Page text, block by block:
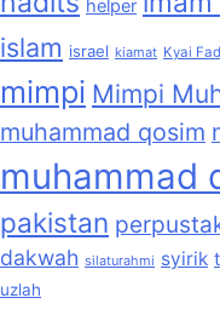
helper
islam israel kiamat Kyai
mimpi Mimpi
muhammad qosim
muhammad
pakistan
dakwah silaturahmi syirik
uzlah